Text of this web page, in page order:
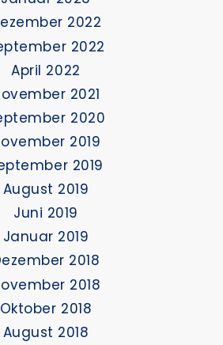
2022
2022
April 2022
2021
2020
2019
2019
August 2019
Juni 2019
Januar 2019
2018
2018
Oktober 2018
August 2018